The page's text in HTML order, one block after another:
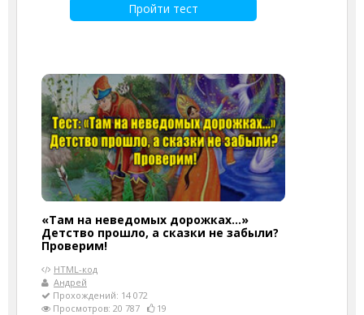
Пройти тест
«Там на неведомых дорожках...»
Детство прошло, а сказки не забыли?
Проверим!
HTML-код
Андрей
Прохождений: 14 072
Просмотров: 20 787
19